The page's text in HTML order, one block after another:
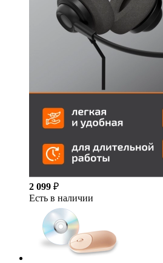
2 099 ₽
Есть в наличии